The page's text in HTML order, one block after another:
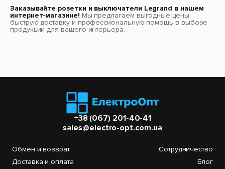
Заказывайте розетки и выключатели Legrand в нашем
интернет-магазине! Мы предлагаем выгодные цены,
быструю доставку и профессиональную помощь в выборе
продукции для вашего интерьера.
+38 (067) 201-40-41
sales@electro-opt.com.ua
Обмен и возврат
Доставка и оплата
Сотрудничество
Блог